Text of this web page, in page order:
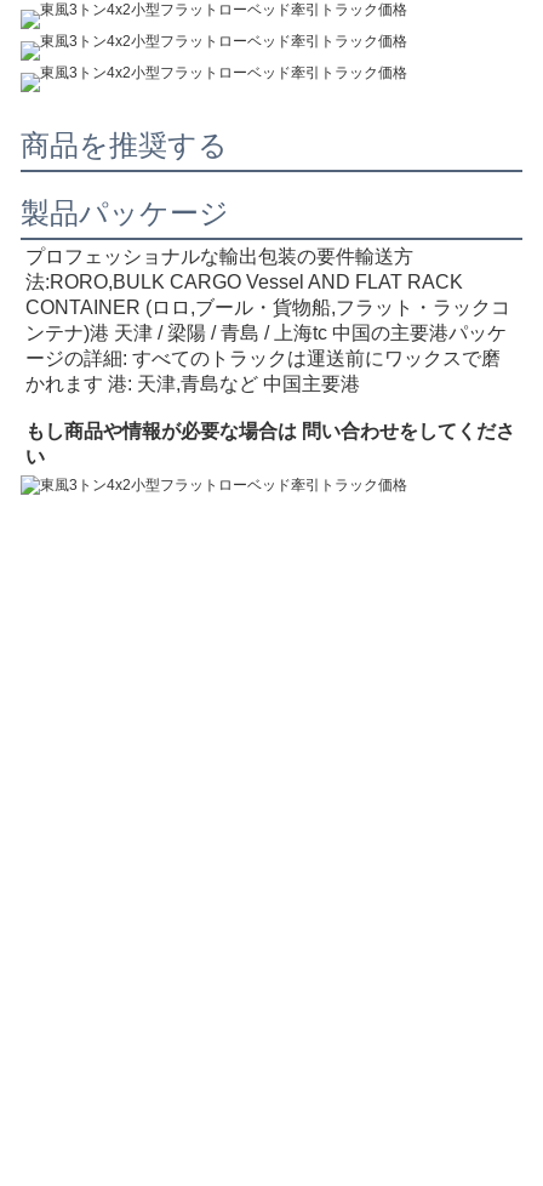
商品を推奨する
製品パッケージ
プロフェッショナルな輸出包装の要件輸送方
法:RORO,BULK CARGO Vessel AND FLAT RACK
CONTAINER (ロロ,ブール・貨物船,フラット・ラックコ
ンテナ)港 天津 / 梁陽 / 青島 / 上海tc 中国の主要港パッケ
ージの詳細: すべてのトラックは運送前にワックスで磨
かれます 港: 天津,青島など 中国主要港
もし商品や情報が必要な場合は 問い合わせをしてくださ
い